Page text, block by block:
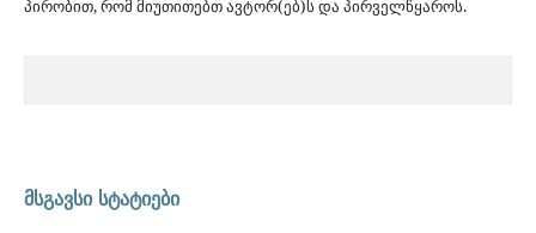
პირობით, რომ მიუთითებთ ავტორ(ებ)ს და პირველწყაროს.
მსგავსი სტატიები